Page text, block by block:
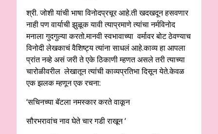
श्री. जोशी यांची भाषा विनोदप्रचूर आहे.ती खदखदून हसवणार
नाही पण वार्याची झुळूक यावी त्याप्रमाणे त्यांचा नर्मविनोद
मनाला गुदगुल्या करतो.मानवी स्वभावाच्या वर्मावर बोट ठेवण्याच
विनोदी लेखकाचं वैशिष्ट्य त्यांना साधलं आहे.काव्य हा आपला
प्रांत नव्हे असं जरी ते एके ठिकाणी म्हणत असले तरी त्याच्या
चारोळीवरील लेखातून त्यांची काव्यप्रतिभा दिसून येते.केवळ
एक झलक म्हणून एक रचना:
‘सचिनच्या बॅटला नमस्कार करते वाकून
सौरभरावांच नाव घेते चार गडी राखून ‘